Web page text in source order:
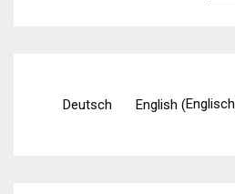
Deutsch English (Englisch